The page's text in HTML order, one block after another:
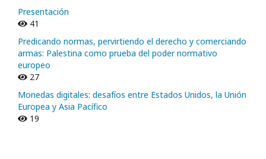
Presentación
41
Predicando normas, pervirtiendo el derecho y comerciando
armas: Palestina como prueba del poder normativo
europeo
27
Monedas digitales: desafíos entre Estados Unidos, la Unión
Europea y Asia Pacífico
19